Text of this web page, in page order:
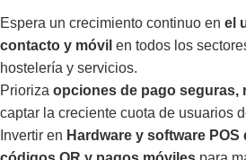
Espera un crecimiento continuo en el
contacto y móvil en todos los
hostelería y servicios.
Prioriza opciones de pago seguras,
captar la creciente cuota de usuarios
Invertir en Hardware y software